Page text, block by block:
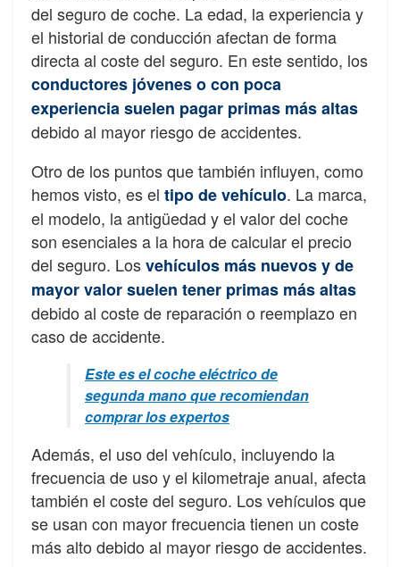
del seguro de coche. La edad, la experiencia y
el historial de conducción afectan de forma
directa al coste del seguro. En este sentido, los
conductores jóvenes o con poca
experiencia suelen pagar primas más altas
debido al mayor riesgo de accidentes.
Otro de los puntos que también influyen, como
hemos visto, es el tipo de vehículo. La marca,
el modelo, la antigüedad y el valor del coche
son esenciales a la hora de calcular el precio
del seguro. Losvehículos más nuevos y de
mayor valor suelen tener primas más altas
debido al coste de reparación o reemplazo en
caso de accidente.
Este es el coche eléctrico de
segunda mano que recomiendan
comprar los expertos
Además, el uso del vehículo, incluyendo la
frecuencia de uso y el kilometraje anual, afecta
también el coste del seguro. Los vehículos que
se usan con mayor frecuencia tienen un coste
más alto debido al mayor riesgo de accidentes.